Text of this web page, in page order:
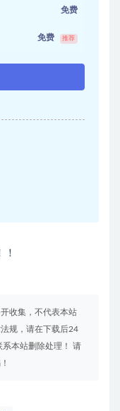
免费
免费 推荐
收集，不代表本站
规，请在下载后24
本站删除处理！ 请